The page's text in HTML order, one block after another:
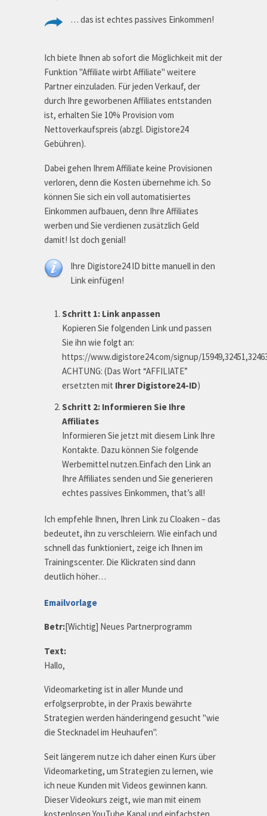
… das ist echtes passives Einkommen!
Ich biete Ihnen ab sofort die Möglichkeit mit der
Funktion "Affiliate wirbt Affiliate" weitere
Partner einzuladen. Für jeden Verkauf, der
durch Ihre geworbenen Affiliates entstanden
ist, erhalten Sie 10% Provision vom
Nettoverkaufspreis (abzgl. Digistore24
Gebühren).
Dabei gehen Ihrem Affiliate keine Provisionen
verloren, denn die Kosten übernehme ich. So
können Sie sich ein voll automatisiertes
Einkommen aufbauen, denn Ihre Affiliates
werben und Sie verdienen zusätzlich Geld
damit! Ist doch genial!
Ihre Digistore24 ID bitte manuell in den
Link einfügen!
Schritt 1: Link anpassen
Kopieren Sie folgenden Link und passen
Sie ihn wie folgt an:
https://www.digistore24.com/signup/
ACHTUNG: (Das Wort “AFFILIATE”
ersetzten mit Ihrer Digistore24-ID)
Schritt 2: Informieren Sie Ihre
Affiliates
Informieren Sie jetzt mit diesem Link Ihre
Kontakte. Dazu können Sie folgende
Werbemittel nutzen.Einfach den Link an
Ihre Affiliates senden und Sie generieren
echtes passives Einkommen, that’s all!
Ich empfehle Ihnen, Ihren Link zu Cloaken – das
bedeutet, ihn zu verschleiern. Wie einfach und
schnell das funktioniert, zeige ich Ihnen im
Trainingscenter. Die Klickraten sind dann
deutlich höher…
Emailvorlage
Betr:[Wichtig] Neues Partnerprogramm
Text:
Hallo,
Videomarketing ist in aller Munde und
erfolgserprobte, in der Praxis bewährte
Strategien werden händeringend gesucht "wie
die Stecknadel im Heuhaufen".
Seit längerem nutze ich daher einen Kurs über
Videomarketing, um Strategien zu lernen, wie
ich neue Kunden mit Videos gewinnen kann.
Dieser Videokurs zeigt, wie man mit einem
kostenlosen YouTube Kanal und einfachsten